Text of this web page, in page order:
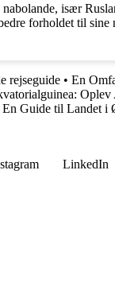
især
forholdet til
rejseguide • En
Oplev
Guide til Landet i
LinkedIn